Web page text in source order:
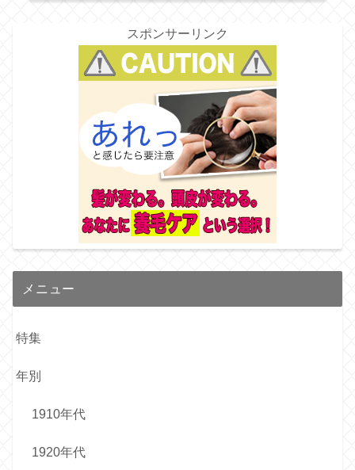
スポンサーリンク
メニュー
特集
年別
1910年代
1920年代